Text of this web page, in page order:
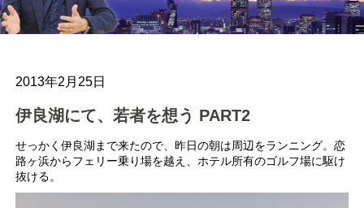
2013年2月25日
伊良湖にて、若者を想う PART2
せっかく伊良湖まで来たので、昨日の朝は周辺をランニング。恋
路ヶ浜からフェリー乗り場を越え、ホテル所有のゴルフ場に駆け
抜ける。